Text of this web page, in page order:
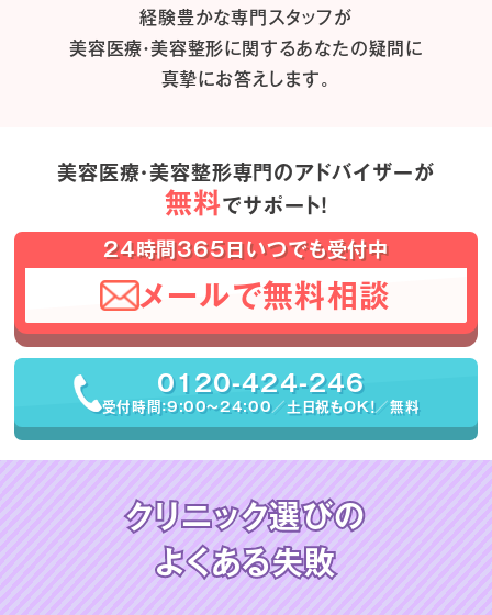
経験豊かな専門スタッフが
美容医療・美容整形に関するあなたの疑問に
真摯にお答えします。
美容医療・美容整形専門のアドバイザーが
無料でサポート！
24時間365日いつでも受付中
メールで無料相談
0120-424-246
受付時間：9:00〜24:00／土日祝もOK！／無料
クリニック選びの
よくある失敗